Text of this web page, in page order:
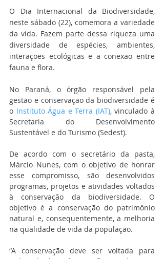
O Dia Internacional da Biodiversidade,
neste sábado (22), comemora a variedade
da vida. Fazem parte dessa riqueza uma
diversidade de espécies, ambientes,
interações ecológicas e a conexão entre
fauna e flora.
No Paraná, o órgão responsável pela
gestão e conservação da biodiversidade é
o Instituto Água e Terra (IAT), vinculado à
Secretaria do Desenvolvimento
Sustentável e do Turismo (Sedest).
De acordo com o secretário da pasta,
Márcio Nunes, com o objetivo de honrar
esse compromisso, são desenvolvidos
programas, projetos e atividades voltados
à conservação da biodiversidade. O
objetivo é a conservação do patrimônio
natural e, consequentemente, a melhoria
na qualidade de vida da população.
“A conservação deve ser voltada para